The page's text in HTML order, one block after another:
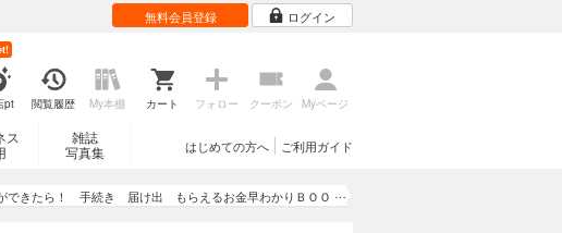
無料会員登録 ログイン
pt 閲覧履歴 My本棚 カート フォロー クーポン Myページ
ス
雑誌
写真集
ご利用ガイド
はじめての方へ
できたら！ 手続き 届け出 もらえるお金早わかりＢＯＯ